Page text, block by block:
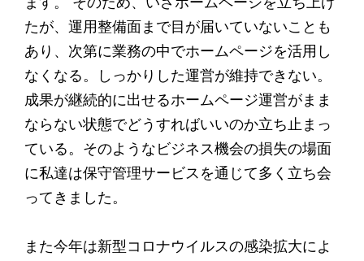
たが、運用整備面まで目が届いていないことも
あり、次第に業務の中でホームページを活用し
なくなる。しっかりした運営が維持できない。
成果が継続的に出せるホームページ運営がまま
ならない状態でどうすればいいのか立ち止まっ
ている。そのようなビジネス機会の損失の場面
に私達は保守管理サービスを通じて多く立ち会
ってきました。
また今年は新型コロナウイルスの感染拡大によ